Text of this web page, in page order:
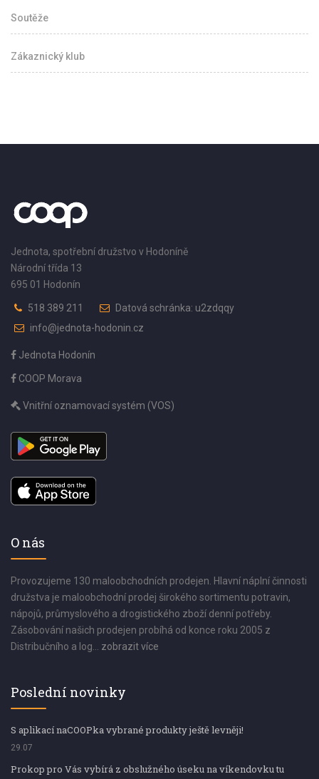
Soutěže
Zákaznický klub
Jednota, spotřební družstvo v Hodoníně
Národní třída 13
695 01 Hodonín
518 389 211
Datová schránka: u2zdqqy
info@jednota-hodonin.cz
Jednota Hodonín
COOP Morava
Vnitřní oznamovací systém (VOS)
O nás
Provozujeme 130 maloobchodních prodejen. Hlavní náplní činnosti
družstva je maloobchodní prodej širokého sortimentu potravin,
nápojů, průmyslového a drogistického zboží denní potřeby.
Zásobování našich prodejen probíhá od konce roku 2005 z
Distribučního a log... zobrazit více
Poslední novinky
S aplikací naCOOPka vybrané produkty ještě levněji!
29.07
Prokop pro Vás vybírá z obslužného úseku na víkendovku tu